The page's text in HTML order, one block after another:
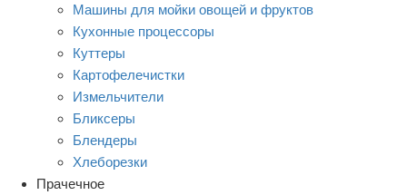
Машины для мойки овощей и фруктов
Кухонные процессоры
Куттеры
Картофелечистки
Измельчители
Бликсеры
Блендеры
Хлеборезки
Прачечное